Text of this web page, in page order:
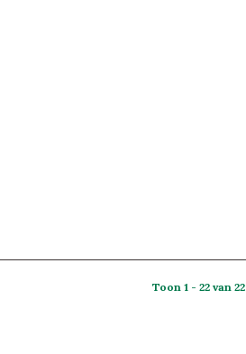
Toon 1 - 22 van 22